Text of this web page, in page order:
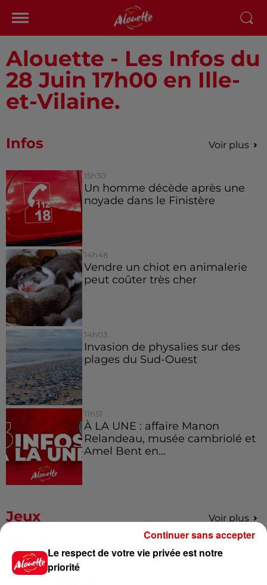
Alouette - Les Infos du
28 Juin 17h00 en Ille-
et-Vilaine.
Infos Voir plus
15h30
Un homme décède après une
noyade dans le Finistère
14h48
Vendre un chiot en animalerie
peut coûter très cher
14h03
Invasion de physalies sur des
plages du Sud-Ouest
11h51
À LA UNE : affaire Manon
Relandeau, musée cambriolé et
Amel Bent en...
Jeux Voir plus
Gagnez vos places pour le
Festival du Roi Arthur 2026 !
Le respect de votre vie privée est notre
priorité
Continuer sans accepter